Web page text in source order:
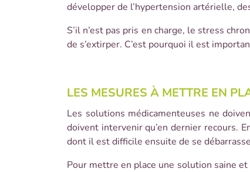
développer de l’hypertension artérielle,
S’il n’est pas pris en charge, le stress
de s’extirper. C’est pourquoi il est
LES MESURES À METTRE EN
Les solutions médicamenteuses ne
doivent intervenir qu’en dernier recours.
dont il est difficile ensuite de se
Pour mettre en place une solution saine